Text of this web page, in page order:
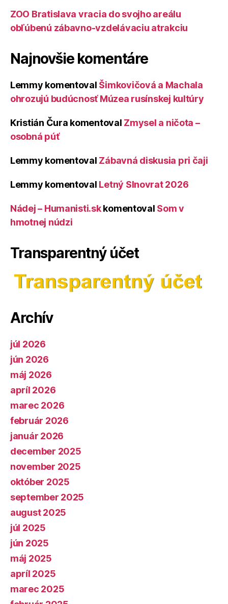
ZOO Bratislava vracia do svojho areálu
obľúbenú zábavno-vzdelávaciu atrakciu
Najnovšie komentáre
Lemmy komentoval Šimkovičová a Machala
ohrozujú budúcnosť Múzea rusínskej kultúry
Kristián Čura komentoval Zmysel a ničota –
osobná púť
Lemmy komentoval Zábavná diskusia pri čaji
Lemmy komentoval Letný Slnovrat 2026
Nádej – Humanisti.skkomentoval Som v
hmotnej núdzi
Transparentný účet
Archív
júl 2026
jún 2026
máj 2026
apríl 2026
marec 2026
február 2026
január 2026
december 2025
november 2025
október 2025
september 2025
august 2025
júl 2025
jún 2025
máj 2025
apríl 2025
marec 2025